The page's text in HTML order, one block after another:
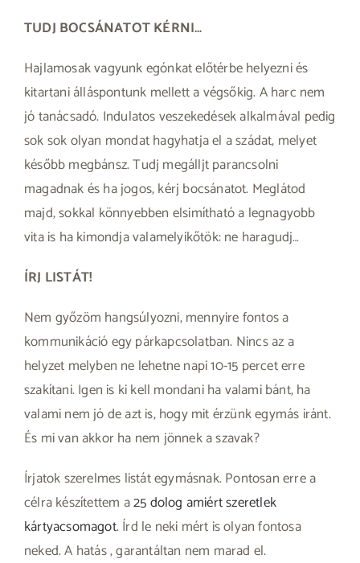
TUDJ BOCSÁNATOT KÉRNI…
Hajlamosak vagyunk egónkat előtérbe helyezni és
kitartani álláspontunk mellett a végsőkig. A harc nem
jó tanácsadó. Indulatos veszekedések alkalmával pedig
sok sok olyan mondat hagyhatja el a szádat, melyet
később megbánsz. Tudj megálljt parancsolni
magadnak és ha jogos, kérj bocsánatot. Meglátod
majd, sokkal könnyebben elsimítható a legnagyobb
vita is ha kimondja valamelyikőtök: ne haragudj…
ÍRJ LISTÁT!
Nem győzöm hangsúlyozni, mennyire fontos a
kommunikáció egy párkapcsolatban. Nincs az a
helyzet melyben ne lehetne napi 10-15 percet erre
szakítani. Igen is ki kell mondani ha valami bánt, ha
valami nem jó de azt is, hogy mit érzünk egymás iránt.
És mi van akkor ha nem jönnek a szavak?
Írjatok szerelmes listát egymásnak. Pontosan erre a
célra készítettem a25 dolog amiért szeretlek
kártyacsomagot. Írd le neki mért is olyan fontosa
neked. A hatás , garantáltan nem marad el.